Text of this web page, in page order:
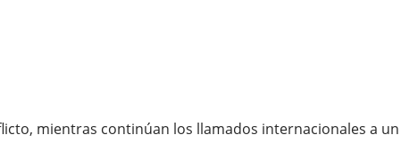
mientras continúan los llamados internacionales a